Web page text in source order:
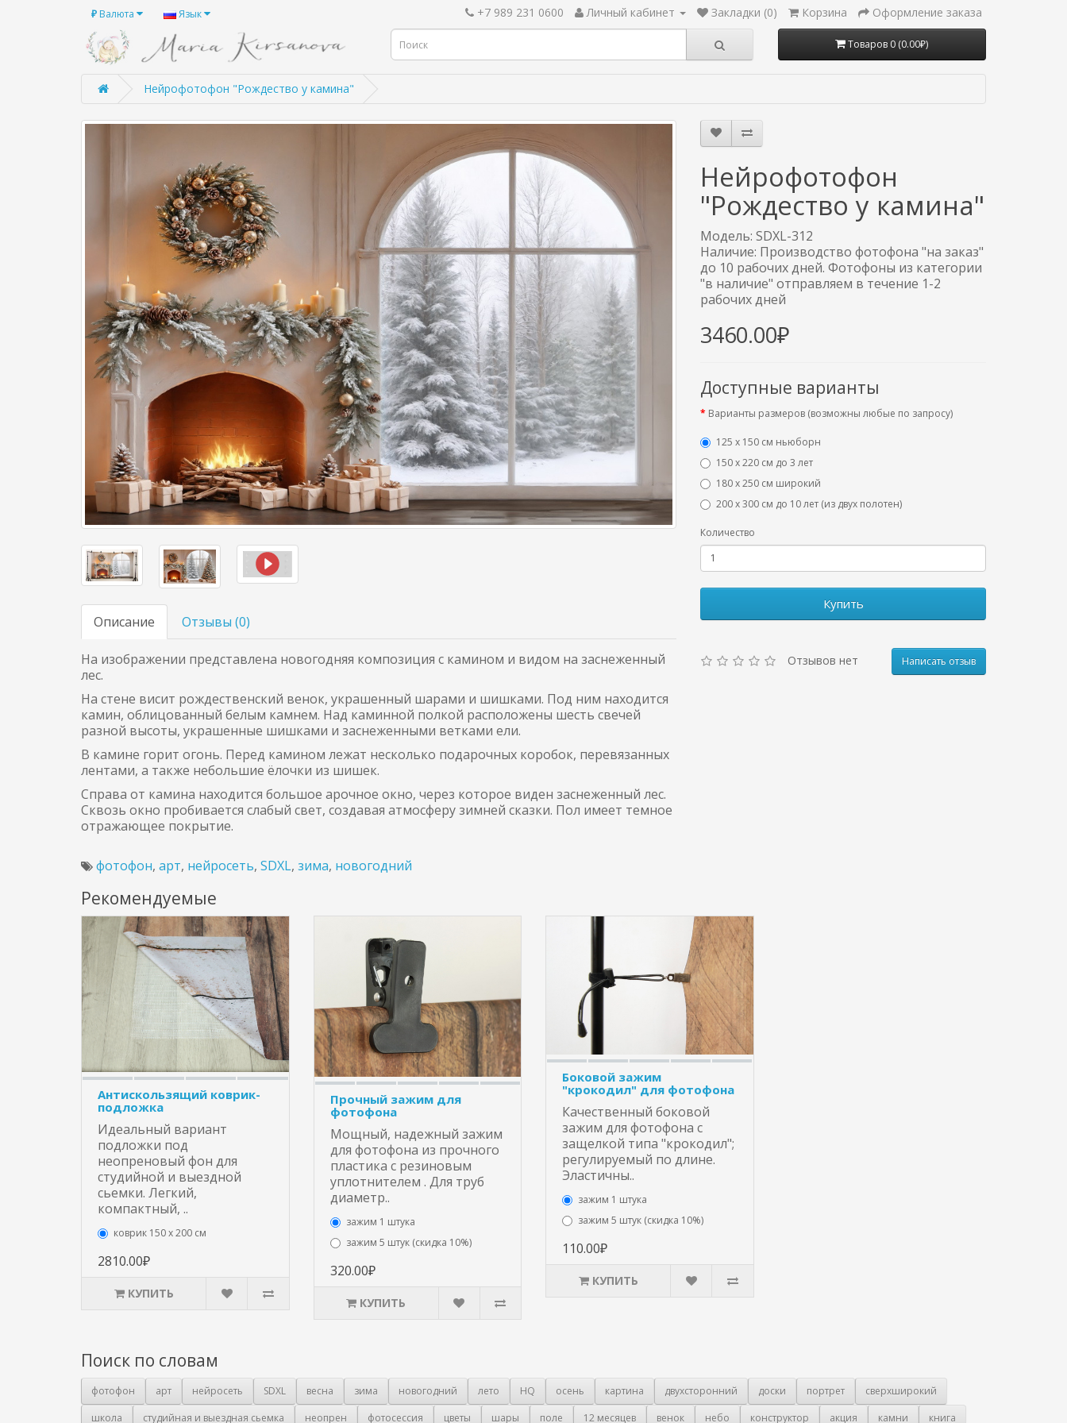
₽ Валюта Язык +7 989 231 0600 Личный кабинет Закладки (0) Корзина Оформление заказа
Товаров 0 (0.00₽)
Нейрофотофон "Рождество у камина"
Описание Отзывы (0)
На изображении представлена новогодняя композиция с камином и видом на заснеженный
лес.
На стене висит рождественский венок, украшенный шарами и шишками. Под ним находится
камин, облицованный белым камнем. Над каминной полкой расположены шесть свечей
разной высоты, украшенные шишками и заснеженными ветками ели.
В камине горит огонь. Перед камином лежат несколько подарочных коробок, перевязанных
лентами, а также небольшие ёлочки из шишек.
Справа от камина находится большое арочное окно, через которое виден заснеженный лес.
Сквозь окно пробивается слабый свет, создавая атмосферу зимней сказки. Пол имеет темное
отражающее покрытие.
Нейрофотофон
"Рождество у камина"
Модель: SDXL-312
Наличие: Производство фотофона "на заказ"
до 10 рабочих дней. Фотофоны из категории
"в наличие" отправляем в течение 1-2
рабочих дней
3460.00₽
Доступные варианты
Варианты размеров (возможны любые по запросу)
125 x 150 см ньюборн
150 х 220 см до 3 лет
180 х 250 см широкий
200 х 300 см до 10 лет (из двух полотен)
Количество
Купить
Отзывов нет Написать отзыв
фотофон, арт, нейросеть, SDXL, зима, новогодний
Рекомендуемые
Антискользящий коврик-
подложка
Идеальный вариант
подложки под
неопреновый фон для
студийной и выездной
сьемки. Легкий,
компактный, ..
коврик 150 х 200 см
2810.00₽
КУПИТЬ
Прочный зажим для
фотофона
Мощный, надежный зажим
для фотофона из прочного
пластика с резиновым
уплотнителем . Для труб
диаметр..
зажим 1 штука
зажим 5 штук (скидка 10%)
320.00₽
КУПИТЬ
Боковой зажим
"крокодил" для фотофона
Качественный боковой
зажим для фотофона с
защелкой типа "крокодил";
регулируемый по длине.
Эластичны..
зажим 1 штука
зажим 5 штук (скидка 10%)
110.00₽
КУПИТЬ
Поиск по словам
фотофон арт нейросеть SDXL весна зима новогодний лето HQ осень картина двухсторонний доски портрет
сверхширокий
школа
студийная и выездная сьемка неопрен фотосессия цветы шары поле 12 месяцев венок небо конструктор акция камни книга